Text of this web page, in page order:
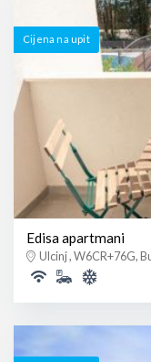
Cijena na upit
Edisa apartmani
Ulcinj , W6CR+76G,